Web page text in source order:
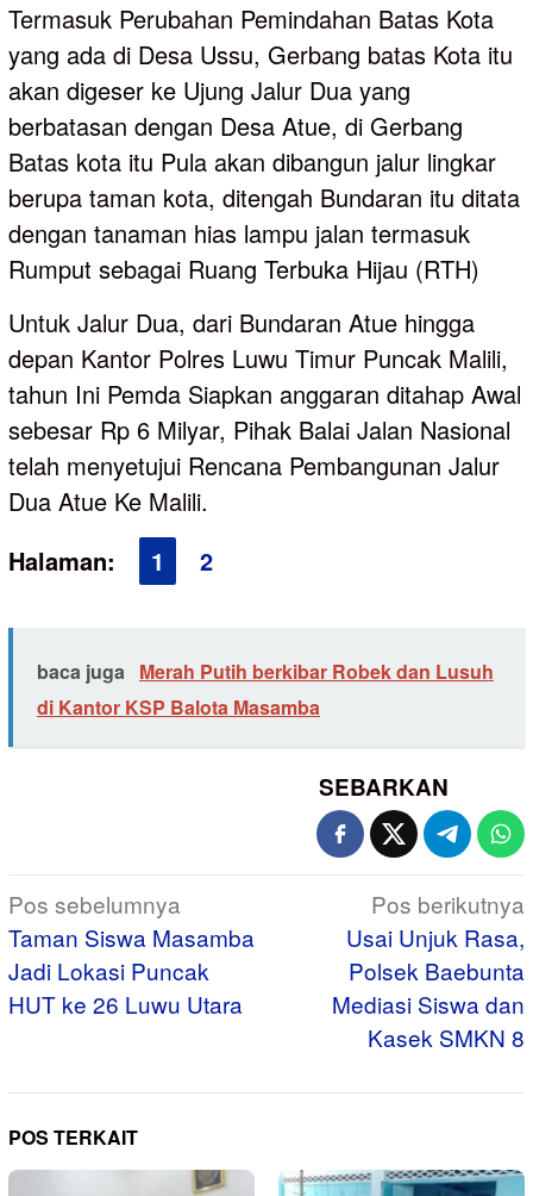
Termasuk Perubahan Pemindahan Batas Kota
yang ada di Desa Ussu, Gerbang batas Kota itu
akan digeser ke Ujung Jalur Dua yang
berbatasan dengan Desa Atue, di Gerbang
Batas kota itu Pula akan dibangun jalur lingkar
berupa taman kota, ditengah Bundaran itu ditata
dengan tanaman hias lampu jalan termasuk
Rumput sebagai Ruang Terbuka Hijau (RTH)
Untuk Jalur Dua, dari Bundaran Atue hingga
depan Kantor Polres Luwu Timur Puncak Malili,
tahun Ini Pemda Siapkan anggaran ditahap Awal
sebesar Rp 6 Milyar, Pihak Balai Jalan Nasional
telah menyetujui Rencana Pembangunan Jalur
Dua Atue Ke Malili.
Halaman:
1 2
baca juga Merah Putih berkibar Robek dan Lusuh
di Kantor KSP Balota Masamba
SEBARKAN
Navigasi
pos
Pos sebelumnya
Taman Siswa Masamba
Jadi Lokasi Puncak
HUT ke 26 Luwu Utara
Pos berikutnya
Usai Unjuk Rasa,
Polsek Baebunta
Mediasi Siswa dan
Kasek SMKN 8
POS TERKAIT